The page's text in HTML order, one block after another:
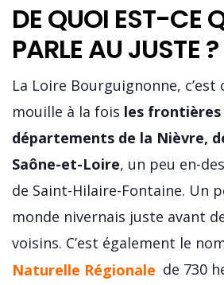
DE QUOI EST-CE
PARLE AU JUSTE ?
La Loire Bourguignonne,
mouille à la fois les frontières
départements de la Nièvre,
Saône-et-Loire, un peu en-
de Saint-Hilaire-Fontaine. Un
monde nivernais juste avant
voisins. C’est également le
Naturelle Régionale de 730